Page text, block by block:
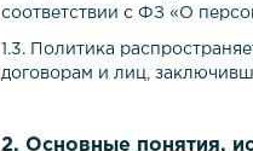
соответствии с ФЗ «О
1.3. Политика
договорам и лиц,
2. Основные понятия,